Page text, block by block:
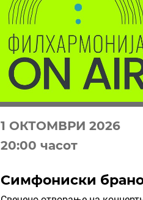
1 OКТОМВРИ 2026
20:00 часот
Симфониски